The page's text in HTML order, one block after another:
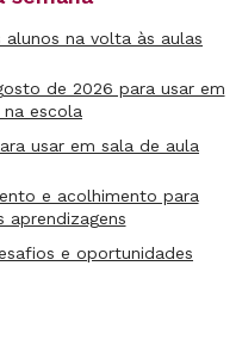
alunos na volta às aulas
de 2026 para usar em
escola
usar em sala de aula
e acolhimento para
aprendizagens
e oportunidades